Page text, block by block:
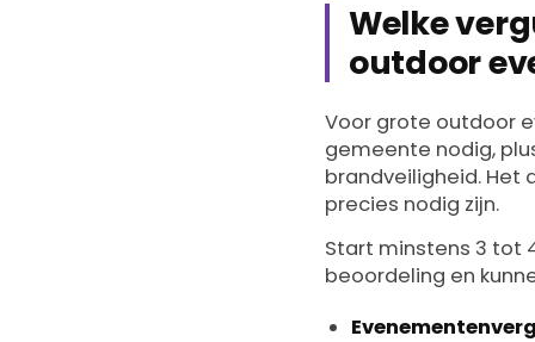
Welke
outdoor
Voor grote outdoor
gemeente nodig,
brandveiligheid. Het
precies nodig zijn.
Start minstens 3 tot
beoordeling en